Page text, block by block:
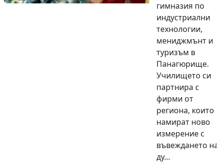
гимназия по
индустриални
технологии,
мениджмънт и
туризъм в
Панагюрище.
Училището си
партнира с
фирми от
региона, които
намират ново
измерение с
въвеждането
ду...